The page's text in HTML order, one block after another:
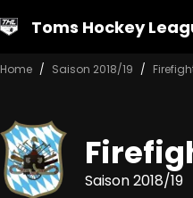
Toms Hockey
Home Saison 2018/19
Saison 2018/19